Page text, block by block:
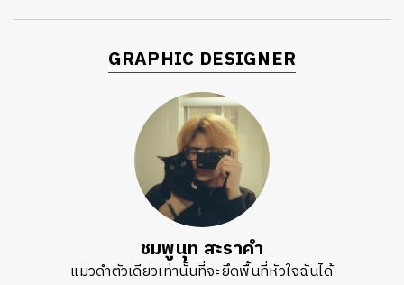
GRAPHIC DESIGNER
ชมพูนุท สะราคำ
แมวดำตัวเดียวเท่านั้นที่จะยึดพื้นที่หัวใจฉันได้